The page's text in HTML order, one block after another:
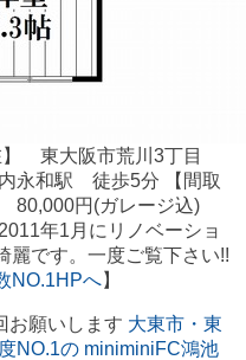
東大阪市荒川3丁目
和駅 徒歩5分 【間取
円(ガレージ込)
年1月にリノベーショ
。一度ご覧下さい!!
NO.1HPへ】
願いします 大東市・東
NO.1の miniminiFC鴻池